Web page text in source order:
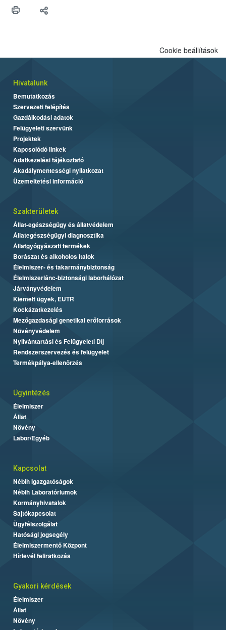
felhasználók számára is elérhető és ökológiai termesztésben is
Cookie beállítások
Hivatalunk
Bemutatkozás
Szervezeti felépítés
Gazdálkodási adatok
Felügyeleti szervünk
Projektek
Kapcsolódó linkek
Adatkezelési tájékoztató
Akadálymentességi nyilatkozat
Üzemeltetési információ
Szakterületek
Állat-egészségügy és állatvédelem
Állategészségügyi diagnosztika
Állatgyógyászati termékek
Borászat és alkoholos italok
Élelmiszer- és takarmánybiztonság
Élelmiszerlánc-biztonsági laborhálózat
Járványvédelem
Kiemelt ügyek, EUTR
Kockázatkezelés
Mezőgazdasági genetikai erőforrások
Növényvédelem
Nyilvántartási és Felügyeleti Díj
Rendszerszervezés és felügyelet
Termékpálya-ellenőrzés
Ügyintézés
Élelmiszer
Állat
Növény
Labor/Egyéb
Kapcsolat
Nébih Igazgatóságok
Nébih Laboratóriumok
Kormányhivatalok
Sajtókapcsolat
Ügyfélszolgálat
Hatósági jogsegély
Élelmiszermentő Központ
Hírlevél feliratkozás
Gyakori kérdések
Élelmiszer
Állat
Növény